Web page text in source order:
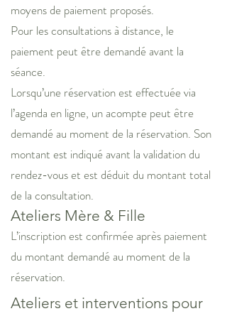
moyens de paiement proposés.
Pour les consultations à distance, le
paiement peut être demandé avant la
séance.
Lorsqu’une réservation est effectuée via
l’agenda en ligne, un acompte peut être
demandé au moment de la réservation. Son
montant est indiqué avant la validation du
rendez-vous et est déduit du montant total
de la consultation.
Ateliers Mère & Fille
L’inscription est confirmée après paiement
du montant demandé au moment de la
réservation.
Ateliers et interventions pour